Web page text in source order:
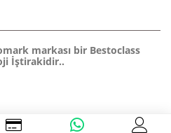
markası bir Bestoclass
İştirakidir..